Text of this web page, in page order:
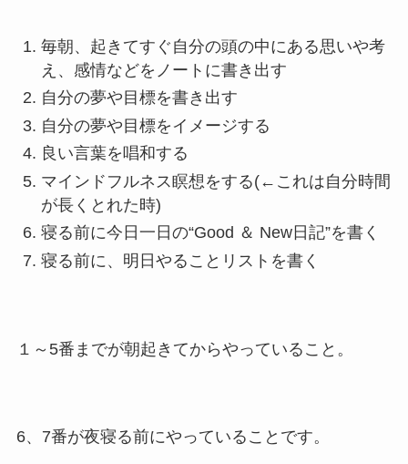
毎朝、起きてすぐ自分の頭の中にある思いや考
え、感情などをノートに書き出す
自分の夢や目標を書き出す
自分の夢や目標をイメージする
良い言葉を唱和する
マインドフルネス瞑想をする(←これは自分時間
が長くとれた時)
寝る前に今日一日の“Good ＆ New日記”を書く
寝る前に、明日やることリストを書く
１～5番までが朝起きてからやっていること。
6、7番が夜寝る前にやっていることです。